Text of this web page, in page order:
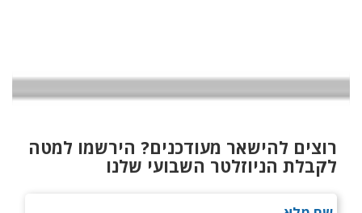
רוצים להישאר מעודכנים? הירשמו למטה
לקבלת הניוזלטר השבועי שלנו